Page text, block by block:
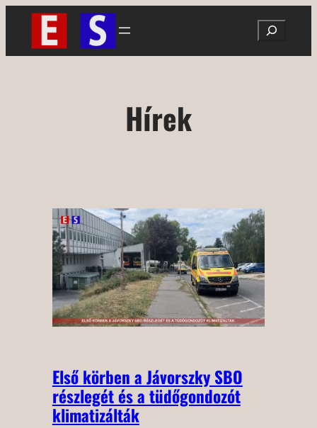
Ugrás
tartalomhoz
Search
Hírek
Első körben a Jávorszky SBO
részlegét és a tüdőgondozót
klimatizálták